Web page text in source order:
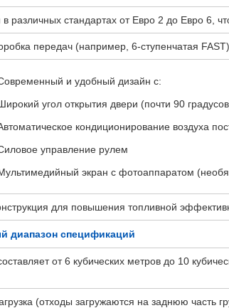
в различных стандартах от Евро 2 до Евро 6,
передач (например, 6-ступенчатая FAST)
и удобный дизайн с:
угол открытия двери (почти 90
кондиционирование воздуха
управление рулем
экран с фотоаппаратом
для повышения топливной
диапазон спецификаций
от 6 кубических метров до 10
(отходы загружаются на заднюю часть